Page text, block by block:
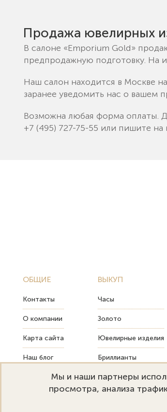
Продажа ювелирных
В салоне «Emporium Gold»
предпродажную подготовку. На
Наш салон находится в Москве
заранее уведомить нас о вашем
Возможна любая форма оплаты.
+7 (495) 727-75-55 или пишите на
ОБЩИЕ
Контакты
О компании
Карта сайта
Наш блог
ВЫКУП
Часы
Золото
Ювелирные изделия
Бриллианты
Монеты
Мы и наши партнеры
просмотра, анализа